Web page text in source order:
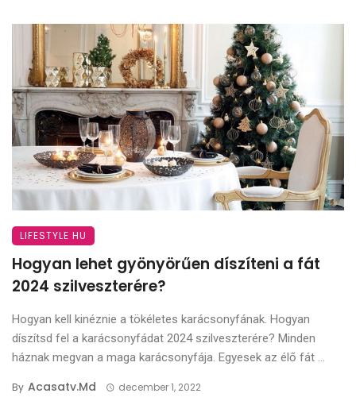
LIFESTYLE HU
Hogyan lehet gyönyörűen díszíteni a fát
2024 szilveszterére?
Hogyan kell kinéznie a tökéletes karácsonyfának. Hogyan
díszítsd fel a karácsonyfádat 2024 szilveszterére? Minden
háznak megvan a maga karácsonyfája. Egyesek az élő fát ...
By Acasatv.md december 1, 2022